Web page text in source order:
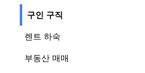
구인 구직
렌트 하숙
부동산 매매